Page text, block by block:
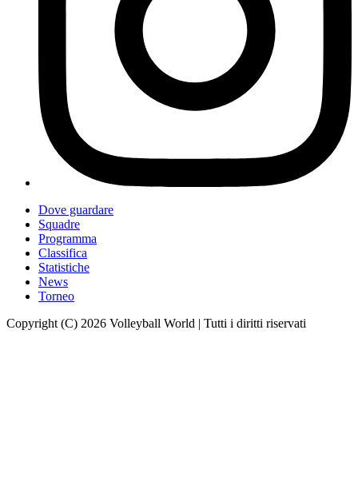
Dove guardare
Squadre
Programma
Classifica
Statistiche
News
Torneo
Copyright (C) 2026 Volleyball World | Tutti i diritti riservati